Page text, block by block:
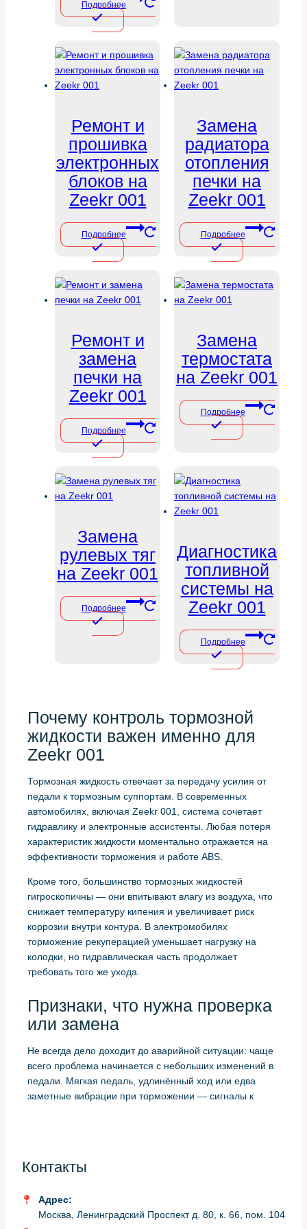
Подробнее
Ремонт и
прошивка
электронных
блоков на
Zeekr 001
Подробнее
Замена
радиатора
отопления
печки на
Zeekr 001
Подробнее
Ремонт и
замена
печки на
Zeekr 001
Подробнее
Замена
термостата
на Zeekr 001
Подробнее
Замена
рулевых тяг
на Zeekr 001
Подробнее
Диагностика
топливной
системы на
Zeekr 001
Подробнее
Почему контроль тормозной
жидкости важен именно для
Zeekr 001
Тормозная жидкость отвечает за передачу усилия от
педали к тормозным суппортам. В современных
автомобилях, включая Zeekr 001, система сочетает
гидравлику и электронные ассистенты. Любая потеря
характеристик жидкости моментально отражается на
эффективности торможения и работе ABS.
Кроме того, большинство тормозных жидкостей
гигроскопичны — они впитывают влагу из воздуха, что
снижает температуру кипения и увеличивает риск
коррозии внутри контура. В электромобилях
торможение рекуперацией уменьшает нагрузку на
колодки, но гидравлическая часть продолжает
требовать того же ухода.
Признаки, что нужна проверка
или замена
Не всегда дело доходит до аварийной ситуации: чаще
всего проблема начинается с небольших изменений в
педали. Мягкая педаль, удлинённый ход или едва
заметные вибрации при торможении — сигналы к
проверка состояния жидкости и её точки кипения даёт
более серьёзные ремонты.
Контакты
Адрес:
Москва, Ленинградский Проспект д. 80, к. 66, пом. 104